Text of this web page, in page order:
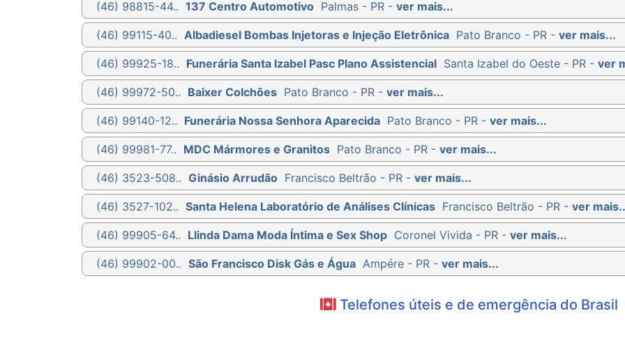
(46) 98815-44.. 137 Centro Automotivo Palmas - PR - ver mais...
(46) 99115-40.. Albadiesel Bombas Injetoras e Injeção Eletrônica Pato Branco - PR - ver mais...
(46) 99925-18.. Funerária Santa Izabel Pasc Plano Assistencial Santa Izabel do Oeste - PR - ver
(46) 99972-50.. Baixer Colchões Pato Branco - PR - ver mais...
(46) 99140-12.. Funerária Nossa Senhora Aparecida Pato Branco - PR - ver mais...
(46) 99981-77.. MDC Mármores e Granitos Pato Branco - PR - ver mais...
(46) 3523-508.. Ginásio Arrudão Francisco Beltrão - PR - ver mais...
(46) 3527-102.. Santa Helena Laboratório de Análises Clínicas Francisco Beltrão - PR - ver
(46) 99905-64.. Llinda Dama Moda Íntima e Sex Shop Coronel Vivida - PR - ver mais...
(46) 99902-00.. São Francisco Disk Gás e Água Ampére - PR - ver mais...
Telefones úteis e de emergência do Brasil